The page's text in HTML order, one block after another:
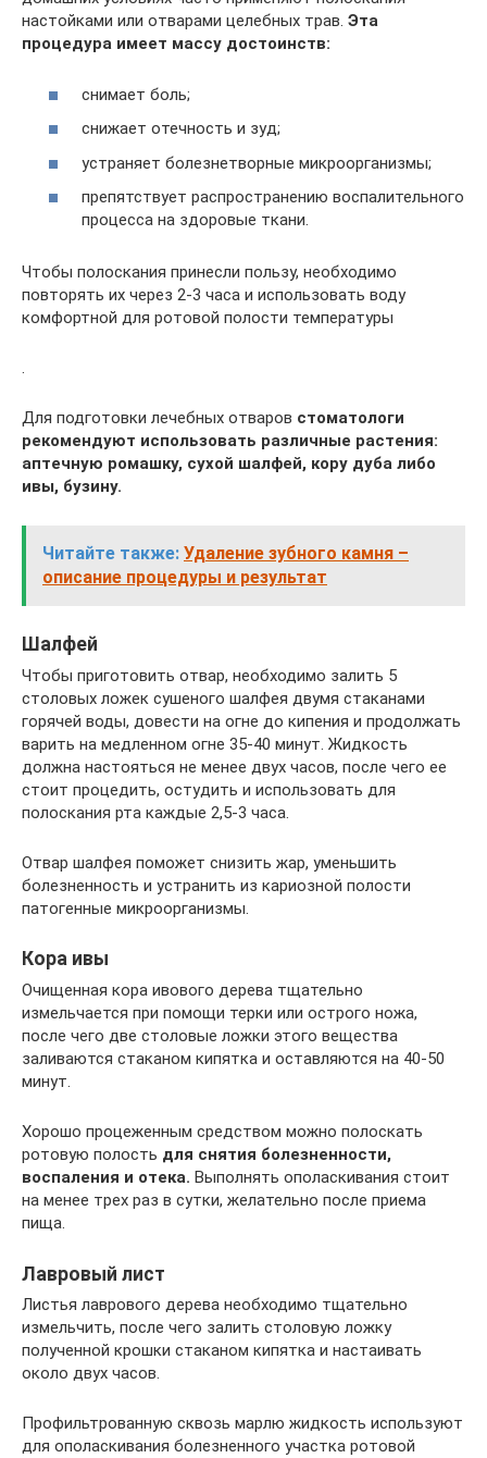
настойками или отварами целебных трав. Эта
процедура имеет массу достоинств:
снимает боль;
снижает отечность и зуд;
устраняет болезнетворные микроорганизмы;
препятствует распространению воспалительного
процесса на здоровые ткани.
Чтобы полоскания принесли пользу, необходимо
повторять их через 2-3 часа и использовать воду
комфортной для ротовой полости температуры
.
Для подготовки лечебных отваров стоматологи
рекомендуют использовать различные растения:
аптечную ромашку, сухой шалфей, кору дуба либо
ивы, бузину.
Читайте также: Удаление зубного камня –
описание процедуры и результат
Шалфей
Чтобы приготовить отвар, необходимо залить 5
столовых ложек сушеного шалфея двумя стаканами
горячей воды, довести на огне до кипения и продолжать
варить на медленном огне 35-40 минут. Жидкость
должна настояться не менее двух часов, после чего ее
стоит процедить, остудить и использовать для
полоскания рта каждые 2,5-3 часа.
Отвар шалфея поможет снизить жар, уменьшить
болезненность и устранить из кариозной полости
патогенные микроорганизмы.
Кора ивы
Очищенная кора ивового дерева тщательно
измельчается при помощи терки или острого ножа,
после чего две столовые ложки этого вещества
заливаются стаканом кипятка и оставляются на 40-50
минут.
Хорошо процеженным средством можно полоскать
ротовую полость для снятия болезненности,
воспаления и отека. Выполнять ополаскивания стоит
на менее трех раз в сутки, желательно после приема
пища.
Лавровый лист
Листья лаврового дерева необходимо тщательно
измельчить, после чего залить столовую ложку
полученной крошки стаканом кипятка и настаивать
около двух часов.
Профильтрованную сквозь марлю жидкость используют
для ополаскивания болезненного участка ротовой